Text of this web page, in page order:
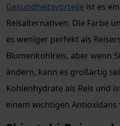
Gesundheitsvorteile ist es
Reisalternativen. Die Farbe
es weniger perfekt als
Blumenkohlreis, aber wenn
ändern, kann es großartig
Kohlenhydrate als Reis und
einem wichtigen